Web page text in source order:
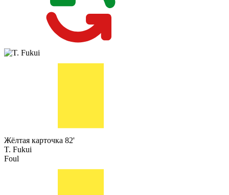
Жёлтая карточка 82'
T. Fukui
Foul